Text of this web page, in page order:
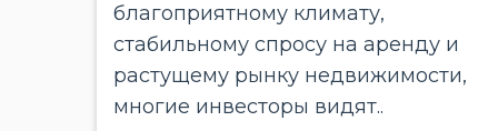
благоприятному климату,
стабильному спросу на аренду и
растущему рынку недвижимости,
многие инвесторы видят..